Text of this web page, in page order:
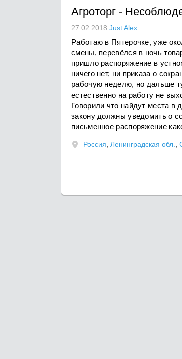
Агроторг -
27.02.2018 Just Alex
Работаю в Пятерочке, уже
смены, перевёлся в ночь
пришло распоряжение в
ничего нет, ни приказа о
рабочую неделю, но дальше
естественно на работу не
Говорили что найдут места в
закону должны уведомить о
письменное распоряжение
Россия Ленинградская обл.